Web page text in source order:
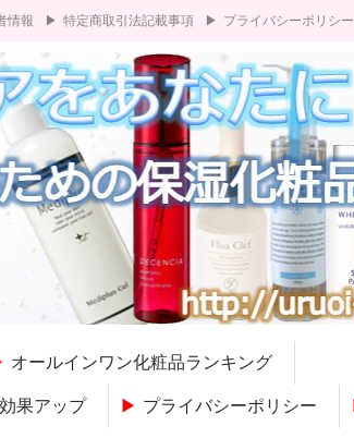
情報 特定商取引法記載事項 プライバシーポリシー
オールインワン化粧品ランキング
果アップ プライバシーポリシー